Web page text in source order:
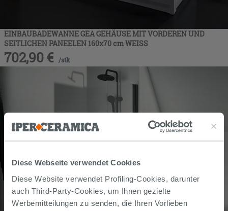
Diese Webseite verwendet Cookies
Diese Website verwendet Profiling-Cookies, darunter
auch Third-Party-Cookies, um Ihnen gezielte
Werbemitteilungen zu senden, die Ihren Vorlieben
EINBAUBADEWANNE GEA GEHÄUSE MIT VORDEREN UND
SEITLICHEN PANEELEN 160x70 cm WEISS
702,90 € /stk